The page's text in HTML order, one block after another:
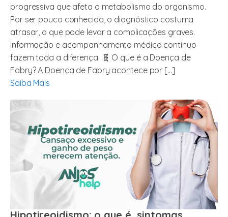
progressiva que afeta o metabolismo do organismo.
Por ser pouco conhecida, o diagnóstico costuma
atrasar, o que pode levar a complicações graves.
Informação e acompanhamento médico contínuo
fazem toda a diferença. 🧬 O que é a Doença de
Fabry? A Doença de Fabry acontece por […]
Saiba Mais